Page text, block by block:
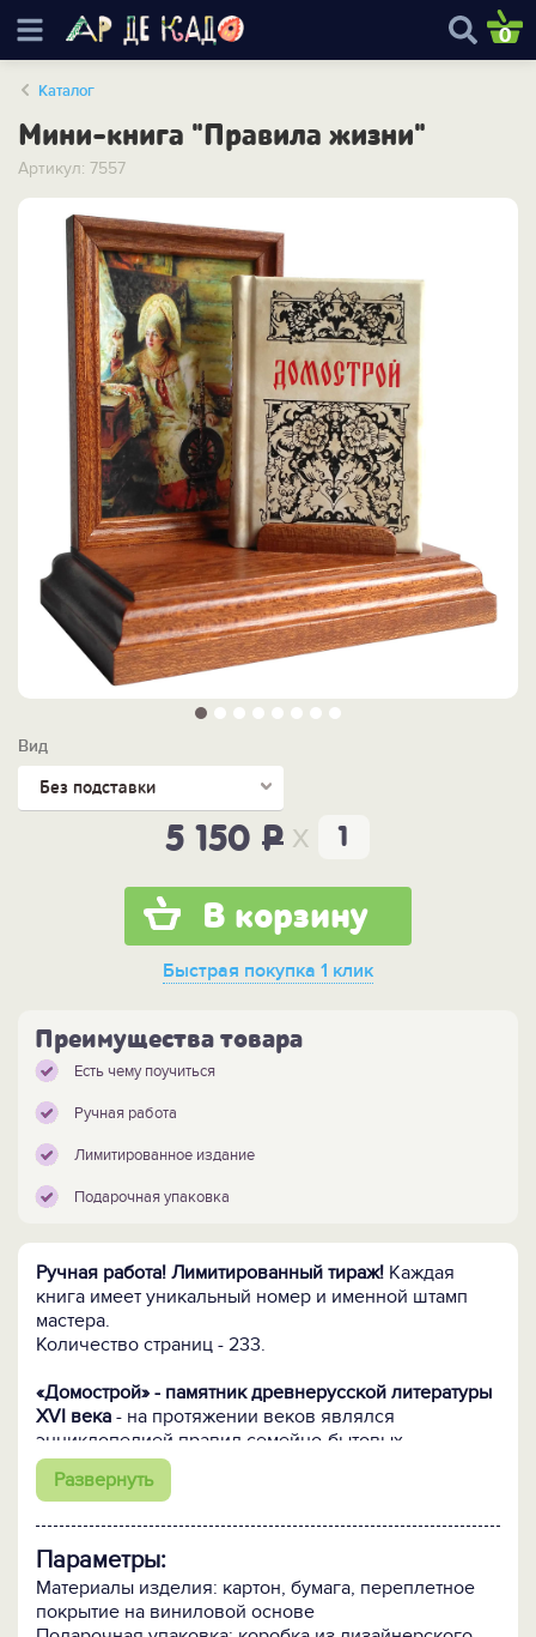
0
Каталог
Мини-книга "Правила жизни"
Артикул: 7557
Вид
Без подставки
5 150 P x
В корзину
Быстрая покупка 1 клик
Преимущества товара
Есть чему поучиться
Ручная работа
Лимитированное издание
Подарочная упаковка
Ручная работа! Лимитированный тираж! Каждая
книга имеет уникальный номер и именной штамп
мастера.
Количество страниц - 233.
«Домострой» - памятник древнерусской литературы
ХVI века - на протяжении веков являлся
энциклопедией правил семейно-бытовых
отношений, а также взаимоотношений между
людьми. Её автор Сильвестр в своей
жизни. Поэтому и сегодня нам есть что почерпнуть
из колодца мудрости средневекового «Домостроя».
Развернуть
Параметры:
Материалы изделия: картон, бумага, переплетное
покрытие на виниловой основе